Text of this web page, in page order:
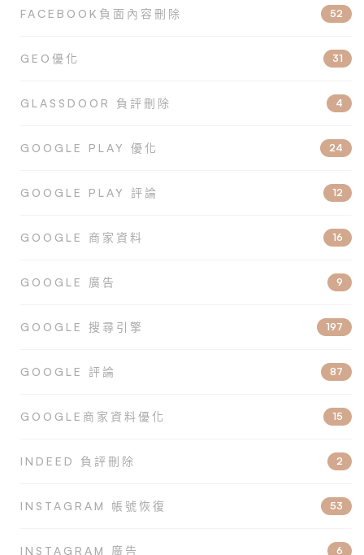
FACEBOOK負面內容刪除 52
GEO優化 31
GLASSDOOR 負評刪除 4
GOOGLE PLAY 優化 24
GOOGLE PLAY 評論 12
GOOGLE 商家資料 16
GOOGLE 廣告 9
GOOGLE 搜尋引擎 197
GOOGLE 評論 87
GOOGLE商家資料優化 15
INDEED 負評刪除 2
INSTAGRAM 帳號恢復 53
INSTAGRAM 廣告 6